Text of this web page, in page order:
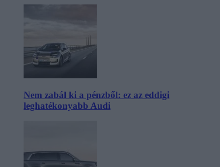
Nem zabál ki a pénzből: ez az eddigi
leghatékonyabb Audi